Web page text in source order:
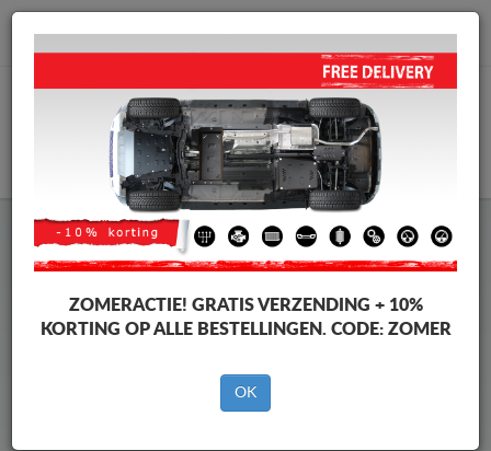
info@motorbeschermplaat.com
WINKELWAGEN
Beschermplaat Onder Auto
Leapmotor C10
ZOMERACTIE! GRATIS VERZENDING + 10%
KORTING OP ALLE BESTELLINGEN. CODE: ZOMER
OK